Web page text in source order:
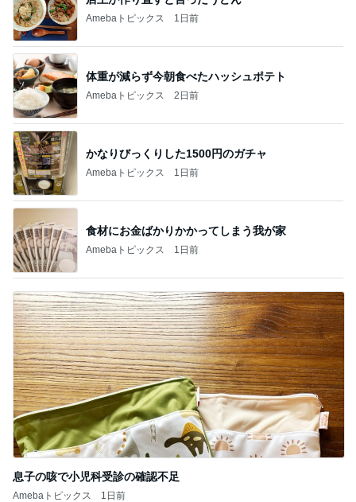
Amebaトピックス 1日前
体重が減らず今朝食べたハッシュポテト
Amebaトピックス 2日前
かなりびっくりした1500円のガチャ
Amebaトピックス 1日前
食材にお金ばかりかかってしまう我が家
Amebaトピックス 1日前
息子の咳で小児科受診の確認不足
Amebaトピックス 1日前